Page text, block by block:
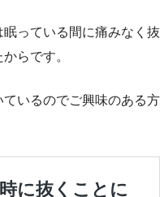
っている間に痛みなく抜
らです。
いるのでご興味のある方